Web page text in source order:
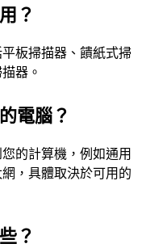
？
板掃描器、饋紙式掃
器。
電腦？
的計算機，例如通用
，具體取決於可用的
？